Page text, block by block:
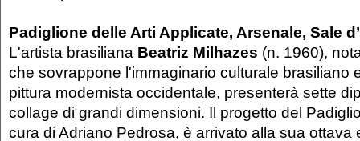
Padiglione delle Arti Applicate, Arsenale, Sale
L'artista brasiliana Beatriz Milhazes (n. 1960),
che sovrappone l'immaginario culturale brasiliano
pittura modernista occidentale, presenterà sette
collage di grandi dimensioni. Il progetto del
cura di Adriano Pedrosa, è arrivato alla sua ottava